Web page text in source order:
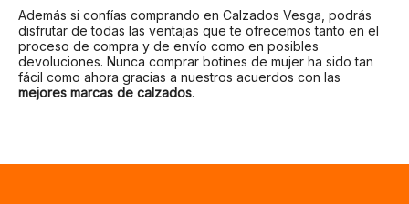
Además si confías comprando en Calzados Vesga, podrás
disfrutar de todas las ventajas que te ofrecemos tanto en el
proceso de compra y de envío como en posibles
devoluciones. Nunca comprar botines de mujer ha sido tan
fácil como ahora gracias a nuestros acuerdos con las
mejores marcas de calzados.